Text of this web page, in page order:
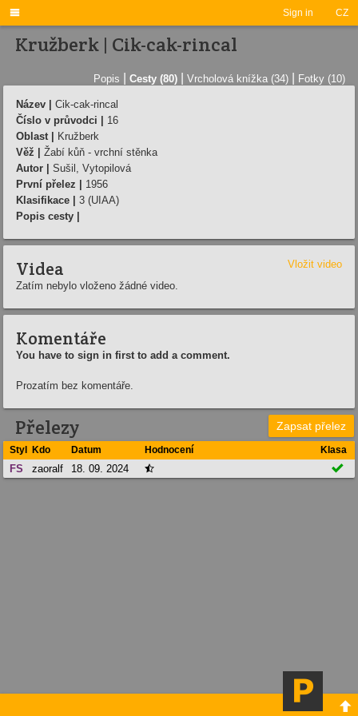
Sign in CZ

Kružberk | Cik-cak-rincal
Popis Cesty (80) Vrcholová knížka (34) Fotky (10)
Název |
Cik-cak-rincal
Číslo v průvodci |
16
Oblast |
Kružberk
Věž |
Žabí kůň - vrchní stěnka
Autor |
Sušil, Vytopilová
První přelez |
1956
Klasifikace |
3 (UIAA)
Popis cesty |
Videa
Vložit video
Zatím nebylo vloženo žádné video.
Komentáře
You have to sign in first to add a comment.
Prozatím bez komentáře.
Přelezy Zapsat přelez
Styl Kdo Datum Hodnocení Klasa
FS zaoralf 18. 09. 2024  
